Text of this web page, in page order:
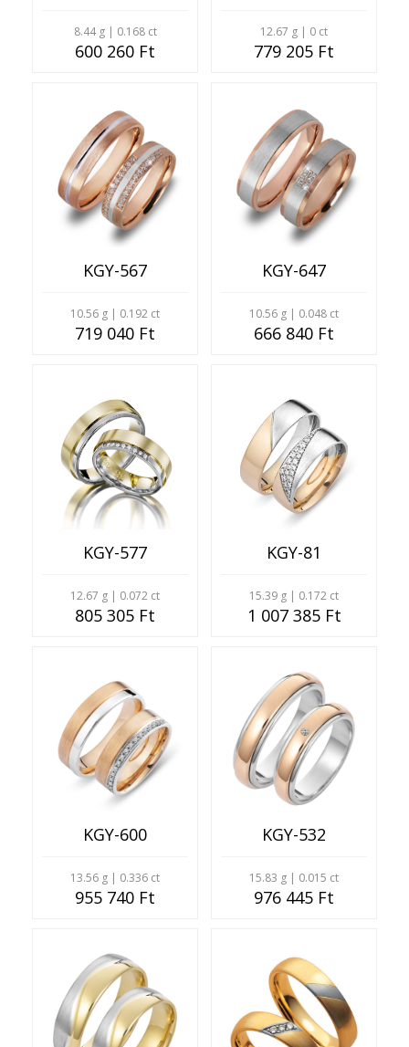
8.44 g | 0.168 ct
600 260 Ft
12.67 g | 0 ct
779 205 Ft
KGY-567
10.56 g | 0.192 ct
719 040 Ft
KGY-647
10.56 g | 0.048 ct
666 840 Ft
KGY-577
12.67 g | 0.072 ct
805 305 Ft
KGY-81
15.39 g | 0.172 ct
1 007 385 Ft
KGY-600
13.56 g | 0.336 ct
955 740 Ft
KGY-532
15.83 g | 0.015 ct
976 445 Ft